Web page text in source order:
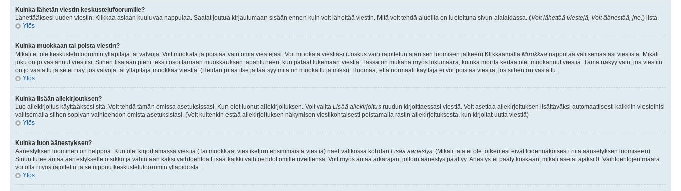
Kuinka lähetän viestin keskustelufoorumille?
Lähettääksesi uuden viestin. Klikkaa asiaan kuuluvaa nappulaa. Saatat joutua kirjautumaan sisään ennen kuin voit lähettää viestin. Mitä voit tehdä alueilla on lueteltuna sivun alalaidassa. (Voit lähettää viestejä, Voit äänestää, jne. ) lista.
Ylös
Kuinka muokkaan tai poista viestin?
Mikäli et ole keskustelufoorumin ylläpitäjä tai valvoja. Voit muokata ja poistaa vain omia viestejäsi. Voit muokata viestiäsi (Joskus vain rajoitetun ajan sen luomisen jälkeen) Klikkaamalla Muokkaa nappulaa valitsemastasi viestistä. Mikäli
joku on jo vastannut viestiisi. Siihen lisätään pieni teksti osoittamaan muokkauksen tapahtuneen, kun palaat lukemaan viestiä. Tässä on mukana myös lukumäärä, kuinka monta kertaa olet muokannut viestiä. Tämä näkyy vain, jos viestiin
on jo vastattu ja se ei näy, jos valvoja tai ylläpitäjä muokkaa viestiä. (Heidän pitää itse jättää syy mitä on muokattu ja miksi). Huomaa, että normaali käyttäjä ei voi poistaa viestiä, jos siihen on vastattu.
Ylös
Kuinka lisään allekirjoutksen?
Luo allekirjoitus käyttääksesi sitä. Voit tehdä tämän omissa asetuksissasi. Kun olet luonut allekirjoituksen. Voit valita Lisää allekirjoitus ruudun kirjoittaessasi viestiä. Voit asettaa allekirjoituksen lisättäväksi automaattisesti kaikkiin viesteihisi
valitsemalla siihen sopivan vaihtoehdon omista asetuksistasi. (Voit kuitenkin estää allekirjoituksen näkymisen viestikohtaisesti poistamalla rastin allekirjoituksesta, kun kirjoitat uutta viestiä)
Ylös
Kuinka luon äänestyksen?
Äänestyksen luominen on helppoa. Kun olet kirjoittamassa viestiä (Tai muokkaat viestiketjun ensimmäistä viestiä) näet valikossa kohdan Lisää äänestys . (Mikäli tätä ei ole. oikeutesi eivät todennäköisesti riitä äänsetyksen luomiseen)
Sinun tulee antaa äänestykselle otsikko ja vähintään kaksi vaihtoehtoa Lisää kaikki vaihtoehdot omille riveillensä. Voit myös antaa aikarajan, jolloin äänestys päättyy. Änestys ei pääty koskaan, mikäli asetat ajaksi 0. Vaihtoehtojen määrä
voi olla myös rajoitettu ja se riippuu keskustelufoorumin ylläpidosta.
Ylös